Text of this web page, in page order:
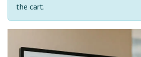
the cart.